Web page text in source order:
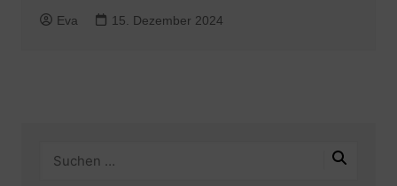
Eva 15. Dezember 2024